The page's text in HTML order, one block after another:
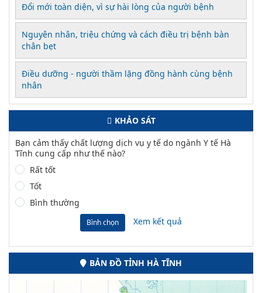
Đổi mới toàn diện, vì sự hài lòng của người bệnh
Nguyên nhân, triệu chứng và cách điều trị bệnh bàn
chân bẹt
Điều dưỡng - người thầm lặng đồng hành cùng bệnh
nhân
KHẢO SÁT
Bạn cảm thấy chất lượng dịch vụ y tế do ngành Y tế Hà
Tĩnh cung cấp như thế nào?
Rất tốt
Tốt
Bình thường
Bình chọn Xem kết quả
BẢN ĐỒ TỈNH HÀ TĨNH